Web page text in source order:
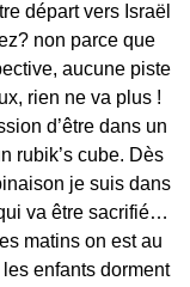
départ vers Israël
non parce que
aucune piste
rien ne va plus !
d’être dans un
rubik’s cube. Dès
je suis dans
va être sacrifié…
matins on est au
enfants dorment